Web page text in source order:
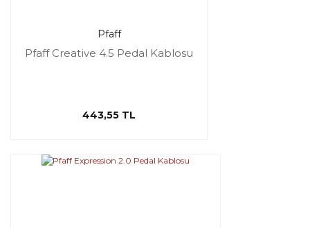
Pfaff
Pfaff Creative 4.5 Pedal Kablosu
443,55 TL